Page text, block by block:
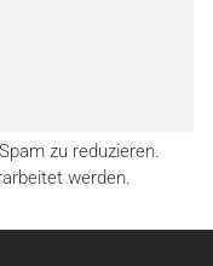
zu reduzieren.
werden.